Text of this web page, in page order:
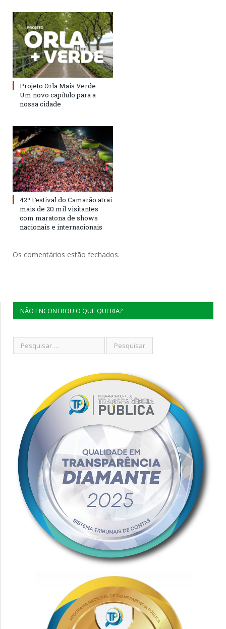
Projeto Orla Mais Verde –
Um novo capítulo para a
nossa cidade
42º Festival do Camarão atrai
mais de 20 mil visitantes
com maratona de shows
nacionais e internacionais
Os comentários estão fechados.
NÃO ENCONTROU O QUE QUERIA?